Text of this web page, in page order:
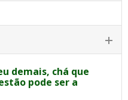
demais, chá que
pode ser a